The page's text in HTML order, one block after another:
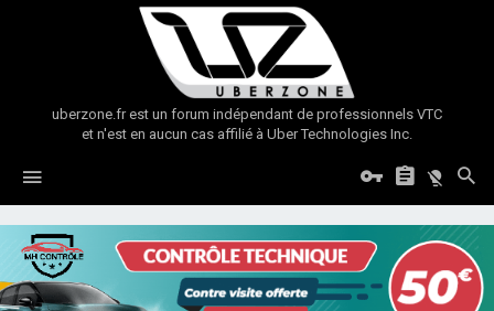
uberzone.fr est un forum indépendant de professionnels VTC
et n'est en aucun cas affilié à Uber Technologies Inc.